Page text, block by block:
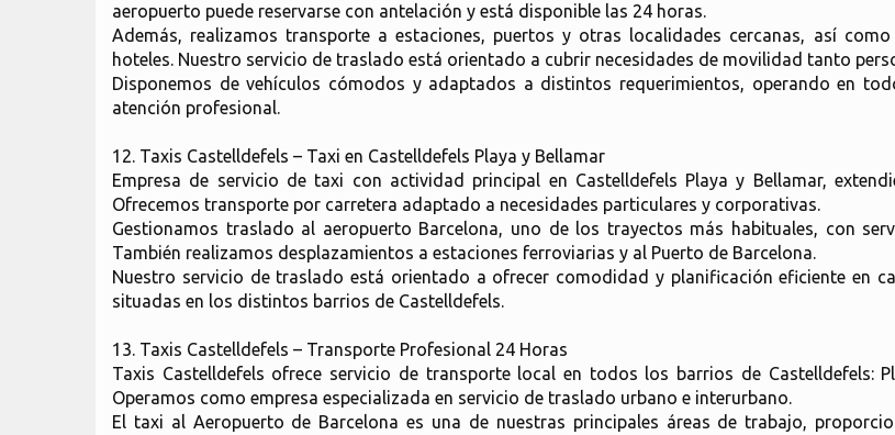
aeropuerto puede reservarse con antelación y está disponible las 24 horas.
Además, realizamos transporte a estaciones, puertos y otras localidades cercanas, así
hoteles. Nuestro servicio de traslado está orientado a cubrir necesidades de movilidad tanto
Disponemos de vehículos cómodos y adaptados a distintos requerimientos, operando en
atención profesional.
12. Taxis Castelldefels – Taxi en Castelldefels Playa y Bellamar
Empresa de servicio de taxi con actividad principal en Castelldefels Playa y Bellamar,
Ofrecemos transporte por carretera adaptado a necesidades particulares y corporativas.
Gestionamos traslado al aeropuerto Barcelona, uno de los trayectos más habituales, con
También realizamos desplazamientos a estaciones ferroviarias y al Puerto de Barcelona.
Nuestro servicio de traslado está orientado a ofrecer comodidad y planificación eficiente en
situadas en los distintos barrios de Castelldefels.
13. Taxis Castelldefels – Transporte Profesional 24 Horas
Taxis Castelldefels ofrece servicio de transporte local en todos los barrios de Castelldefels:
Operamos como empresa especializada en servicio de traslado urbano e interurbano.
El taxi al Aeropuerto de Barcelona es una de nuestras principales áreas de trabajo,